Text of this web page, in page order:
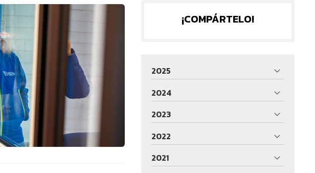
¡COMPÁRTELO!
2025
2024
2023
2022
2021